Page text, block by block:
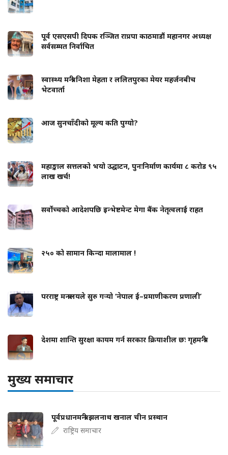
पूर्व एसएसपी दिपक रञ्जित राप्रपा काठमाडौं महानगर अध्यक्ष
सर्वसम्मत निर्वाचित
स्वास्थ्य मन्त्री निशा मेहता र ललितपुरका मेयर महर्जनबीच
भेटवार्ता
आज सुनचाँदीको मूल्य कति पुग्यो?
महाङ्काल सत्तलको भयो उद्घाटन, पुनःनिर्माण कार्यमा ८ करोड ९५
लाख खर्च!
सर्वोच्चको आदेशपछि इन्भेष्टमेन्ट मेगा बैंक नेतृत्वलाई राहत
२५० को सामान किन्दा मालामाल !
परराष्ट्र मन्त्रालयले सुरु गर्‍यो ‘नेपाल ई–प्रमाणीकरण प्रणाली’
देशमा शान्ति सुरक्षा कायम गर्न सरकार क्रियाशील छः गृहमन्त्री
मुख्य समाचार
पूर्वप्रधानमन्त्री झलनाथ खनाल चीन प्रस्थान
राष्ट्रिय समाचार